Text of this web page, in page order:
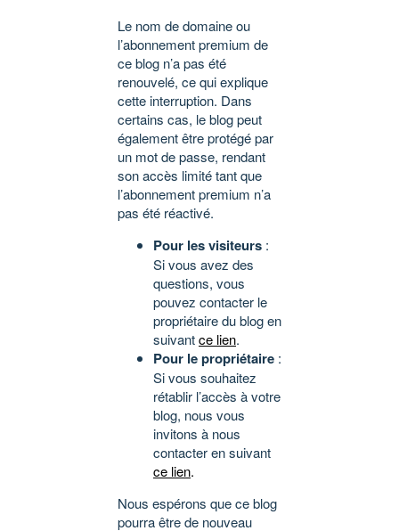
Le nom de domaine ou
l’abonnement premium de
ce blog n’a pas été
renouvelé, ce qui explique
cette interruption. Dans
certains cas, le blog peut
également être protégé par
un mot de passe, rendant
son accès limité tant que
l’abonnement premium n’a
pas été réactivé.
Pour les visiteurs :
Si vous avez des
questions, vous
pouvez contacter le
propriétaire du blog en
suivantce lien.
Pour le propriétaire :
Si vous souhaitez
rétablir l’accès à votre
blog, nous vous
invitons à nous
contacter en suivant
ce lien.
Nous espérons que ce blog
pourra être de nouveau